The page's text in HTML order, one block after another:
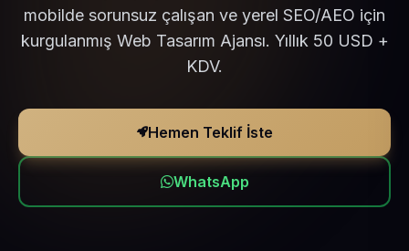
mobilde sorunsuz çalışan ve yerel SEO/AEO için
kurgulanmış Web Tasarım Ajansı. Yıllık 50 USD +
KDV.
Hemen Teklif İste
WhatsApp